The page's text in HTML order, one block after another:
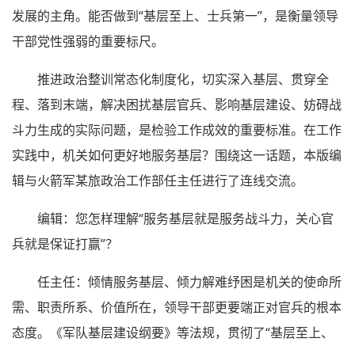
发展的主角。能否做到“基层至上、士兵第一”，是衡量领导
干部党性强弱的重要标尺。
推进政治整训常态化制度化，切实深入基层、贯穿全
程、落到末端，解决困扰基层官兵、影响基层建设、妨碍战
斗力生成的实际问题，是检验工作成效的重要标准。在工作
实践中，机关如何更好地服务基层？围绕这一话题，本版编
辑与火箭军某旅政治工作部任主任进行了连线交流。
编辑：您怎样理解“服务基层就是服务战斗力，关心官
兵就是保证打赢”？
任主任：倾情服务基层、倾力解难纾困是机关的使命所
需、职责所系、价值所在，领导干部更要端正对官兵的根本
态度。《军队基层建设纲要》等法规，贯彻了“基层至上、